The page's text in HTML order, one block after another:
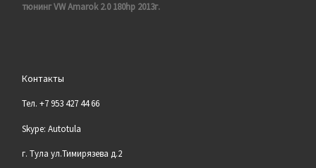
тюнинг VW Amarok 2.0 180hp 2013г.
Контакты
Тел. +7 953 427 44 66
Skype: Autotula
г. Тула ул.Тимирязева д.2